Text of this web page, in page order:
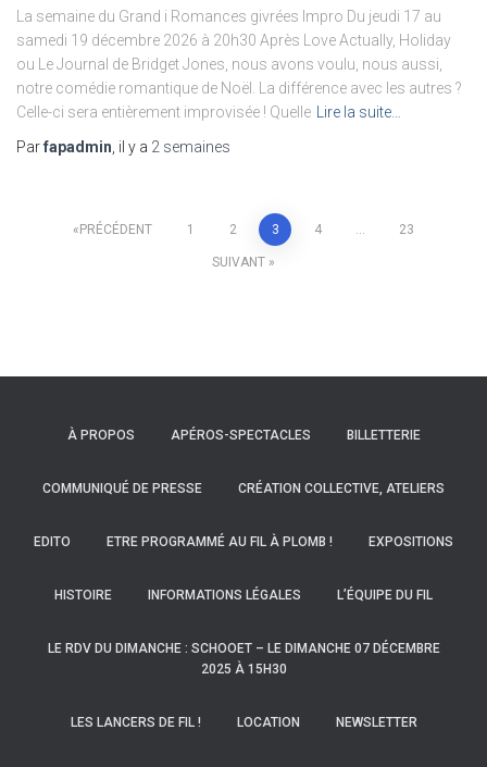
La semaine du Grand i Romances givrées Impro Du jeudi 17 au
samedi 19 décembre 2026 à 20h30 Après Love Actually, Holiday
ou Le Journal de Bridget Jones, nous avons voulu, nous aussi,
notre comédie romantique de Noël. La différence avec les autres ?
Celle-ci sera entièrement improvisée ! Quelle Lire la suite…
Parfapadmin , il y a 2 semaines
Navigation
PRÉCÉDENT 1 2 3 4 23
SUIVANT
À PROPOS APÉROS-SPECTACLES BILLETTERIE
COMMUNIQUÉ DE PRESSE CRÉATION COLLECTIVE, ATELIERS
EDITO ETRE PROGRAMMÉ AU FIL À PLOMB ! EXPOSITIONS
HISTOIRE INFORMATIONS LÉGALES L’ÉQUIPE DU FIL
LE RDV DU DIMANCHE : SCHOOET – LE DIMANCHE 07 DÉCEMBRE
2025 À 15H30
LES LANCERS DE FIL ! LOCATION NEWSLETTER